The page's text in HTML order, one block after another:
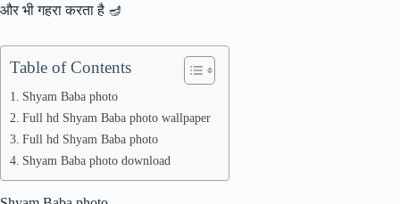
और भी गहरा करता है 🪔
Table of Contents
Shyam Baba photo
Full hd Shyam Baba photo wallpaper
Full hd Shyam Baba photo
Shyam Baba photo download